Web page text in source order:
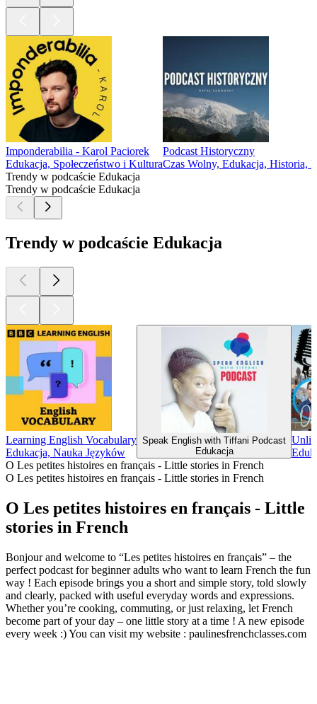
Imponderabilia - Karol Paciorek
Edukacja, Społeczeństwo i Kultura
Podcast Historyczny
Czas Wolny, Edukacja, Historia,
Trendy w podcaście Edukacja
Trendy w podcaście Edukacja
Trendy w podcaście Edukacja
Learning English Vocabulary
Edukacja, Nauka Języków
Speak English with Tiffani Podcast
Edukacja
O Les petites histoires en français - Little stories in French
O Les petites histoires en français - Little stories in French
O Les petites histoires en français - Little
stories in French
Bonjour and welcome to “Les petites histoires en français” – the
perfect podcast for beginner adults who want to learn French the fun
way ! Each episode brings you a short and simple story, told slowly
and clearly, packed with useful everyday words and expressions.
Whether you’re cooking, commuting, or just relaxing, let French
become part of your day – one little story at a time ! A new episode
every week :) You can visit my website : paulinesfrenchclasses.com